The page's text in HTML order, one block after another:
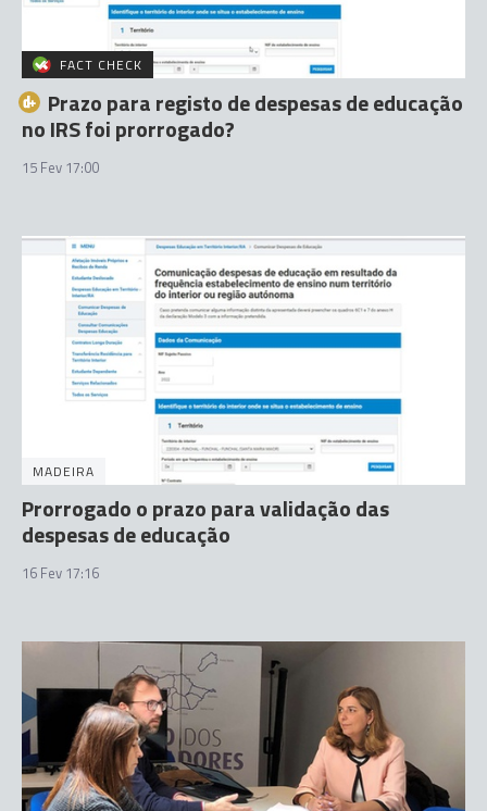
FACT CHECK
Prazo para registo de despesas de educação
no IRS foi prorrogado?
15 Fev 17:00
MADEIRA
Prorrogado o prazo para validação das
despesas de educação
16 Fev 17:16